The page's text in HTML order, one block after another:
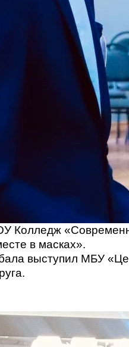
Колледж
в масках».
выступил МБУ